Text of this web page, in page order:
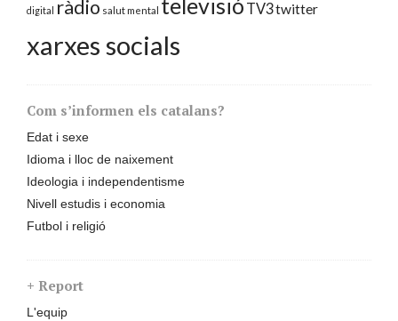
digital ràdio salut mental televisió TV3twitter
xarxes socials
Com s’informen els catalans?
Edat i sexe
Idioma i lloc de naixement
Ideologia i independentisme
Nivell estudis i economia
Futbol i religió
+ Report
L'equip